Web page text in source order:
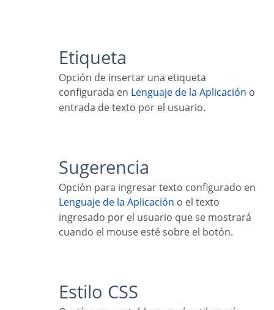
Etiqueta
Opción de insertar una etiqueta
configurada en
Lenguaje de la Aplicación o
entrada de texto por el usuario.
Sugerencia
Opción para ingresar texto configurado en
Lenguaje de la Aplicación o el texto
ingresado por el usuario que se mostrará
cuando el mouse esté sobre el botón.
Estilo CSS